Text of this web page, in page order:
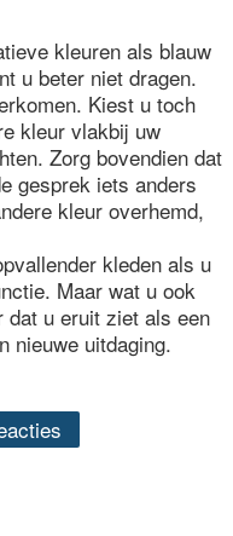
kleuren als blauw
u beter niet dragen.
Kiest u toch
kleur vlakbij uw
Zorg bovendien dat
gesprek iets anders
kleur overhemd,
kleden als u
Maar wat u ook
u eruit ziet als een
nieuwe uitdaging.